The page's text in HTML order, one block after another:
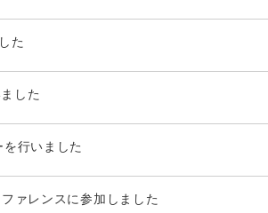
た
した
行いました
ァレンスに参加しました